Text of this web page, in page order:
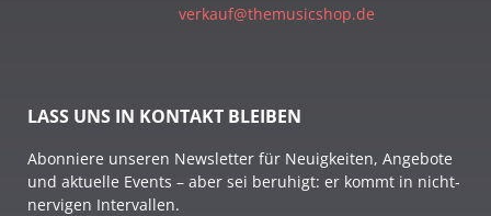
verkauf@themusicshop.de
LASS UNS IN KONTAKT BLEIBEN
Abonniere unseren Newsletter für Neuigkeiten, Angebote
und aktuelle Events – aber sei beruhigt: er kommt in nicht-
nervigen Intervallen.